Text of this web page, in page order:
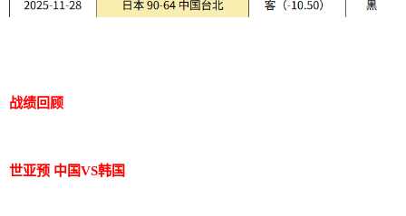
战绩回顾
世亚预 中国VS韩国